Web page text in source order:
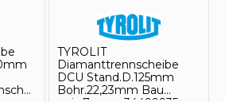
TYROLIT
Diamanttrennscheibe
DCU Stand.D.125mm
Bohr.22,23mm Bau